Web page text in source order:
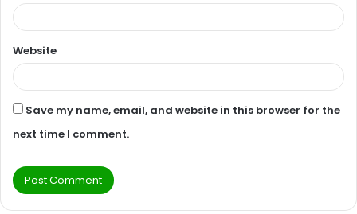
Website
Save my name, email, and website in this browser for the
next time I comment.